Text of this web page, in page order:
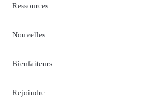
Ressources
Nouvelles
Bienfaiteurs
Rejoindre